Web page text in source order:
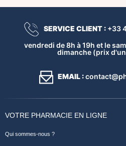
SERVICE CLIENT :+33
vendredi de 8h à 19h et le
dimanche (prix
EMAIL :
VOTRE PHARMACIE EN LIGNE
Qui sommes-nous ?